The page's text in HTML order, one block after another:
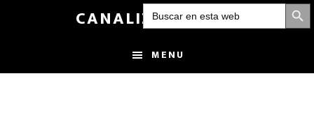
Buscar:
content
CANALIZANDOLUZ
MENU